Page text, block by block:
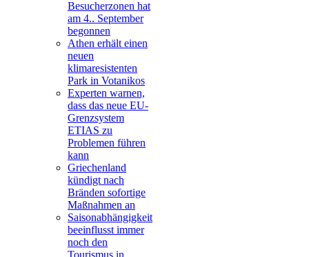
Besucherzonen hat
am 4.. September
begonnen
Athen erhält einen
neuen
klimaresistenten
Park in Votanikos
Experten warnen,
dass das neue EU-
Grenzsystem
ETIAS zu
Problemen führen
kann
Griechenland
kündigt nach
Bränden sofortige
Maßnahmen an
Saisonabhängigkeit
beeinflusst immer
noch den
Tourismus in